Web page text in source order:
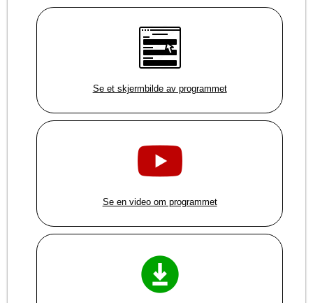
Se et skjermbilde av programmet
Se en video om programmet